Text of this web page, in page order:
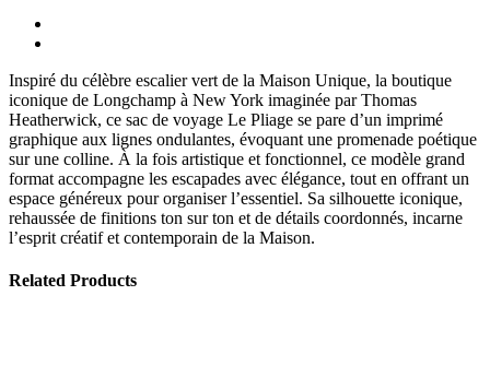
Inspiré du célèbre escalier vert de la Maison Unique, la boutique
iconique de Longchamp à New York imaginée par Thomas
Heatherwick, ce sac de voyage Le Pliage se pare d’un imprimé
graphique aux lignes ondulantes, évoquant une promenade poétique
sur une colline. À la fois artistique et fonctionnel, ce modèle grand
format accompagne les escapades avec élégance, tout en offrant un
espace généreux pour organiser l’essentiel. Sa silhouette iconique,
rehaussée de finitions ton sur ton et de détails coordonnés, incarne
l’esprit créatif et contemporain de la Maison.
Related Products